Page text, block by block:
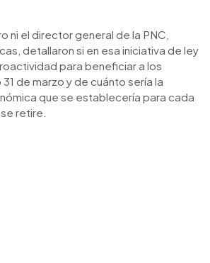
ni el director general de la PNC,
detallaron si en esa iniciativa de ley
para beneficiar a los
de marzo y de cuánto sería la
que se establecería para cada
retire.